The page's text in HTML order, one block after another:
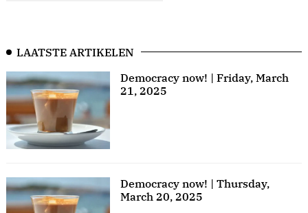
LAATSTE ARTIKELEN
Democracy now! | Friday, March
21, 2025
Democracy now! | Thursday,
March 20, 2025